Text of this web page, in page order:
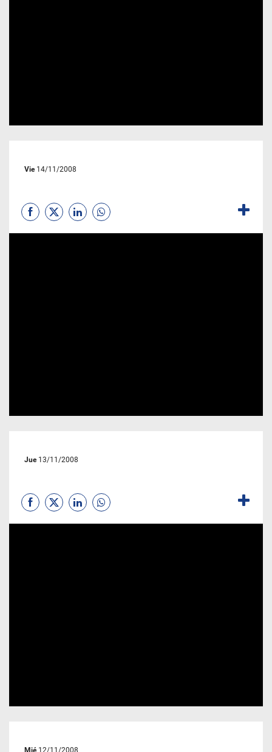
Vie14/11/2008
Jue13/11/2008
Mié12/11/2008